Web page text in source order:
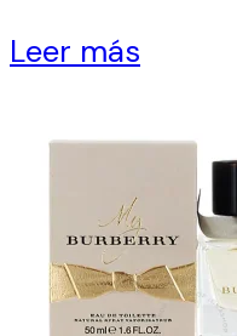
Leer más